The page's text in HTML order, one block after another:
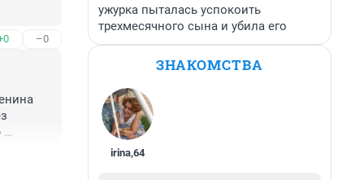
–0
ужурка пыталась успокоить
трехмесячного сына и убила его
ЗНАКОМСТВА
irina,64